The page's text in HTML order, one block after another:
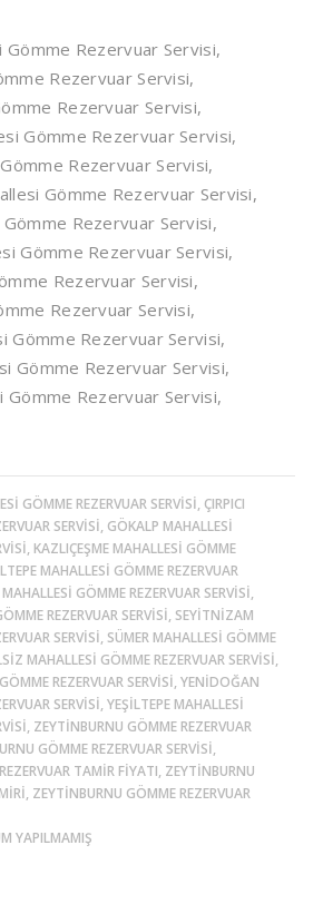
Gömme Rezervuar Servisi,
Rezervuar Servisi,
Rezervuar Servisi,
Gömme Rezervuar Servisi,
Rezervuar Servisi,
Gömme Rezervuar Servisi,
Rezervuar Servisi,
Gömme Rezervuar Servisi,
Rezervuar Servisi,
Rezervuar Servisi,
Gömme Rezervuar Servisi,
Gömme Rezervuar Servisi,
Gömme Rezervuar Servisi,
GÖMME REZERVUAR SERVISI, ÇIRPICI
SERVISI, GÖKALP MAHALLESI
KAZLIÇEŞME MAHALLESI GÖMME
MAHALLESI GÖMME REZERVUAR
GÖMME REZERVUAR SERVISI,
REZERVUAR SERVISI, SEYITNIZAM
SERVISI, SÜMER MAHALLESI GÖMME
MAHALLESI GÖMME REZERVUAR SERVISI,
REZERVUAR SERVISI, YENIDOĞAN
SERVISI, YEŞILTEPE MAHALLESI
ZEYTINBURNU GÖMME REZERVUAR
GÖMME REZERVUAR SERVISI,
TAMIR FIYATI, ZEYTINBURNU
ZEYTINBURNU GÖMME REZERVUAR
YAPILMAMIŞ